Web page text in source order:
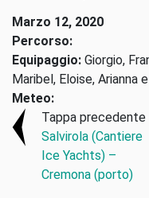
Marzo 12, 2020
Percorso:
Equipaggio: Giorgio,
Maribel, Eloise, Arianna
Meteo:
Tappa precedente
Salvirola (Cantiere
Ice Yachts) –
Cremona (porto)